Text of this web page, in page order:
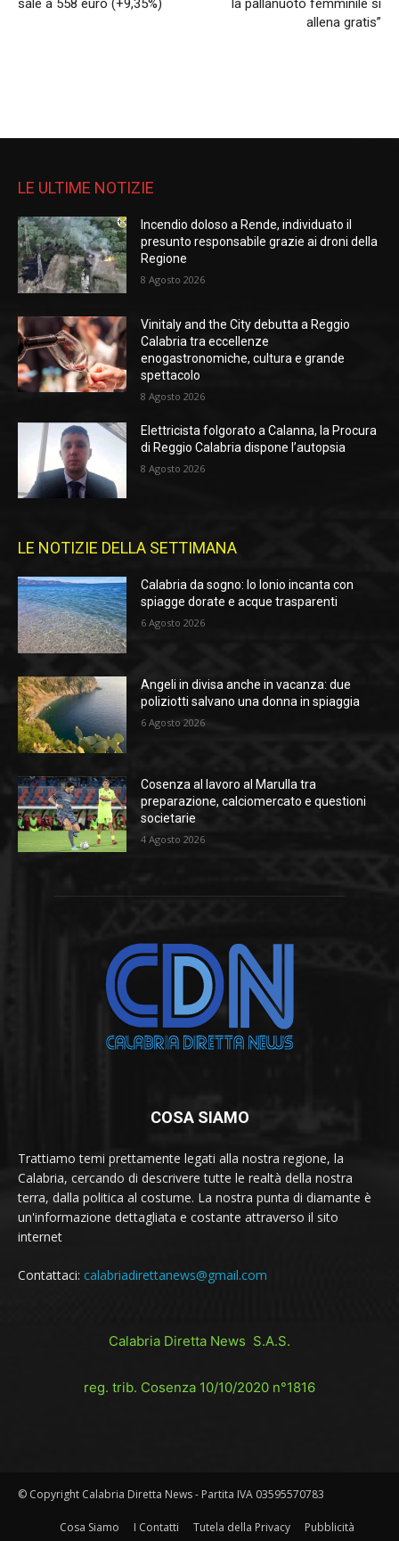
sale a 558 euro (+9,35%)
la pallanuoto femminile si
allena gratis”
LE ULTIME NOTIZIE
Incendio doloso a Rende, individuato il
presunto responsabile grazie ai droni della
Regione
8 Agosto 2026
Vinitaly and the City debutta a Reggio
Calabria tra eccellenze
enogastronomiche, cultura e grande
spettacolo
8 Agosto 2026
Elettricista folgorato a Calanna, la Procura
di Reggio Calabria dispone l’autopsia
8 Agosto 2026
LE NOTIZIE DELLA SETTIMANA
Calabria da sogno: lo Ionio incanta con
spiagge dorate e acque trasparenti
6 Agosto 2026
Angeli in divisa anche in vacanza: due
poliziotti salvano una donna in spiaggia
6 Agosto 2026
Cosenza al lavoro al Marulla tra
preparazione, calciomercato e questioni
societarie
4 Agosto 2026
COSA SIAMO
Trattiamo temi prettamente legati alla nostra regione, la
Calabria, cercando di descrivere tutte le realtà della nostra
terra, dalla politica al costume. La nostra punta di diamante è
un'informazione dettagliata e costante attraverso il sito
internet
Contattaci: calabriadirettanews@gmail.com
Calabria Diretta News S.A.S.
reg. trib. Cosenza 10/10/2020 n°1816
© Copyright Calabria Diretta News - Partita IVA 03595570783
Cosa Siamo I Contatti Tutela della Privacy Pubblicità